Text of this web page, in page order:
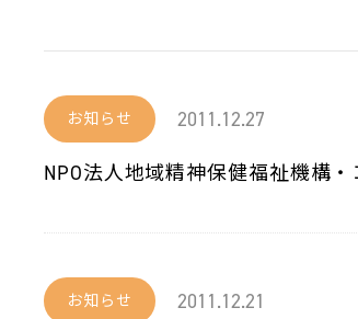
お知らせ 2011.12.27
NPO法人地域精神保健福祉機構
お知らせ 2011.12.21